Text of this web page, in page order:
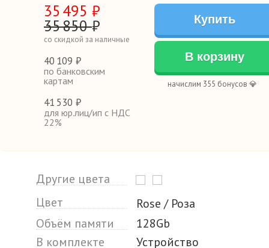
35 495 ₽
35850₽
со скидкой за наличные
40 109 ₽
по банковским
картам
41 530 ₽
для юр.лиц/ип с НДС
22%
Купить
В корзину
начислим 355 бонусов 💎
Другие цвета
Цвет
Rose / Роза
Объём памяти
128Gb
В комплекте
Устройство